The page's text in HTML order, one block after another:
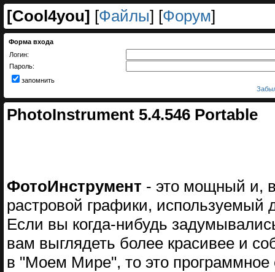
[Cool4you] [Файлы] [Форум]
Форма входа
Логин:
Пароль:
запомнить
PhotoInstrument 5.4.546 Portable
ФотоИнструмент - это мощный и,
растровой графики,
Если вы когда-нибудь
вам выглядеть более красивее и
в "Моем Мире", то это программное